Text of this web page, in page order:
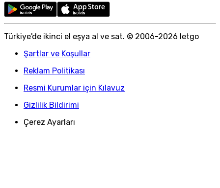
Türkiye'de ikinci el eşya al ve sat. © 2006-2026 letgo
Şartlar ve Koşullar
Reklam Politikası
Resmi Kurumlar için Kılavuz
Gizlilik Bildirimi
Çerez Ayarları